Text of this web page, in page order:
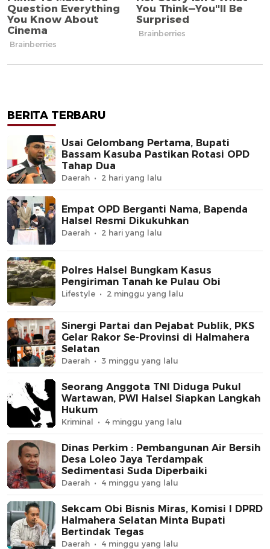
BERITA TERBARU
Usai Gelombang Pertama, Bupati
Bassam Kasuba Pastikan Rotasi OPD
Tahap Dua
Daerah 2 hari yang lalu
Empat OPD Berganti Nama, Bapenda
Halsel Resmi Dikukuhkan
Daerah 2 hari yang lalu
Polres Halsel Bungkam Kasus
Pengiriman Tanah ke Pulau Obi
Lifestyle 2 minggu yang lalu
Sinergi Partai dan Pejabat Publik, PKS
Gelar Rakor Se-Provinsi di Halmahera
Selatan
Daerah 3 minggu yang lalu
Seorang Anggota TNI Diduga Pukul
Wartawan, PWI Halsel Siapkan Langkah
Hukum
Kriminal 4 minggu yang lalu
Dinas Perkim : Pembangunan Air Bersih
Desa Loleo Jaya Terdampak
Sedimentasi Suda Diperbaiki
Daerah 4 minggu yang lalu
Sekcam Obi Bisnis Miras, Komisi I DPRD
Halmahera Selatan Minta Bupati
Bertindak Tegas
Daerah 4 minggu yang lalu